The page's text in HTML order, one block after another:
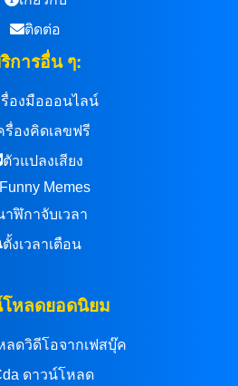
ติดต่อ
การอื่น ๆ:
รื่องมือออนไลน์
รื่องคิดเลขฟรี
ตัวแปลงเสียง
Memes
าฬิกาจับเวลา
ตั้งเวลาเตือน
หลดยอดนิยม
ลดวิดีโอจากเฟสบุ๊ค
ดาวน์โหลด